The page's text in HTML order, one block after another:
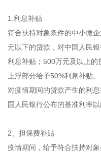
1.利息补贴
符合扶持对象条件的中小微
元以下的贷款，对中国人民
利息补贴；500万元及以上
上浮部分给予50%利息补贴。
对疫情期间的贷款产生的利
国人民银行公布的基准利率
2、担保费补贴
疫情期间，给予符合扶持对